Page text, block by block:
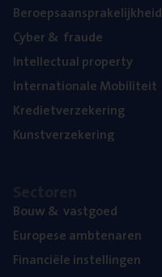
Beroeps­aan­spra­ke­lijk­heid
Cyber& fraude
Intel­lec­tu­al property
Inter­na­ti­o­na­le Mobiliteit
Kre­diet­ver­ze­ke­ring
Kunst­ver­ze­ke­ring
Bouw& vastgoed
Euro­pe­se ambtenaren
Finan­ci­ë­le instellingen